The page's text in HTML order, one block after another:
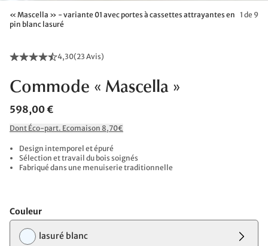
« Mascella » - variante 01 avec portes à cassettes attrayantes en
pin blanc lasuré
1 de 9
4,30(23 Avis)
Commode « Mascella »
598,00 €
Dont Éco-part. Ecomaison 8,70€
Design intemporel et épuré
Sélection et travail du bois soignés
Fabriqué dans une menuiserie traditionnelle
Couleur
lasuré blanc